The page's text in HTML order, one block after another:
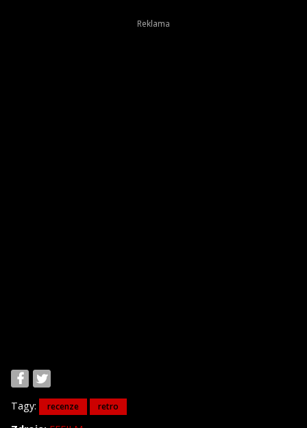
Tagy: recenze retro